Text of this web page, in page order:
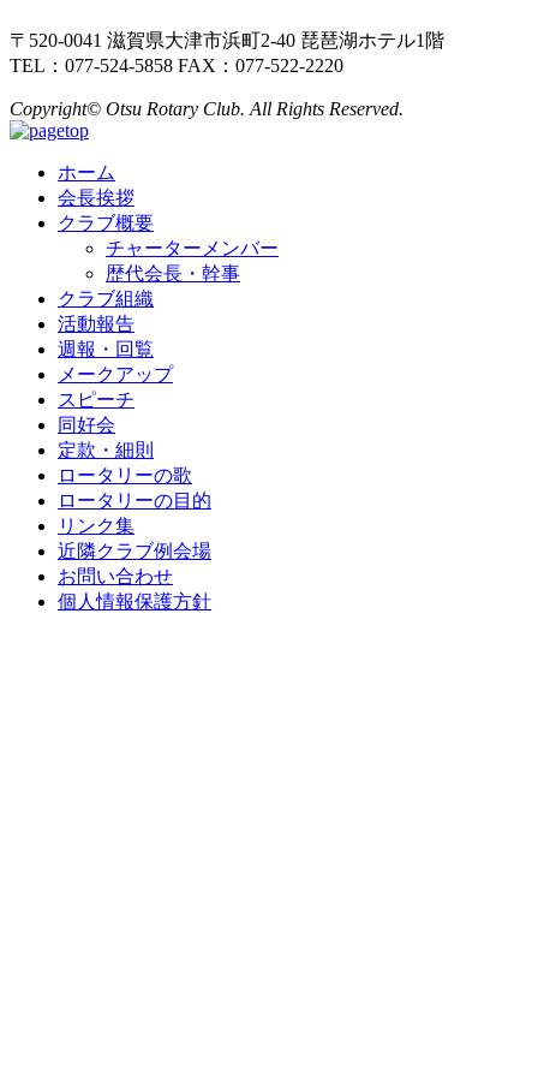
〒520-0041 滋賀県大津市浜町2-40 琵琶湖ホテル1階
TEL：077-524-5858 FAX：077-522-2220
Copyright© Otsu Rotary Club. All Rights Reserved.
ホーム
会長挨拶
クラブ概要
チャーターメンバー
歴代会長・幹事
クラブ組織
活動報告
週報・回覧
メークアップ
スピーチ
同好会
定款・細則
ロータリーの歌
ロータリーの目的
リンク集
近隣クラブ例会場
お問い合わせ
個人情報保護方針